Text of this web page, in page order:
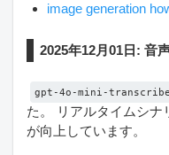
image generation
2025年12月01日: 音
gpt-4o-mini-
た。 リアルタイムシナ
が向上しています。